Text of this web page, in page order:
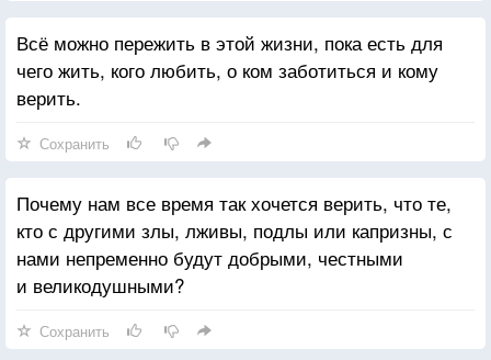
Всё можно пережить в этой жизни, пока есть для
чего жить, кого любить, о ком заботиться и кому
верить.
Сохранить
Почему нам все время так хочется верить, что те,
кто с другими злы, лживы, подлы или капризны, с
нами непременно будут добрыми, честными
и великодушными?
Сохранить